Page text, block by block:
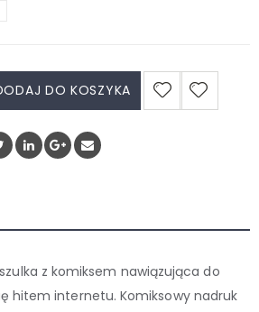
DO KOSZYKA
z komiksem nawiązująca do
hitem internetu. Komiksowy nadruk